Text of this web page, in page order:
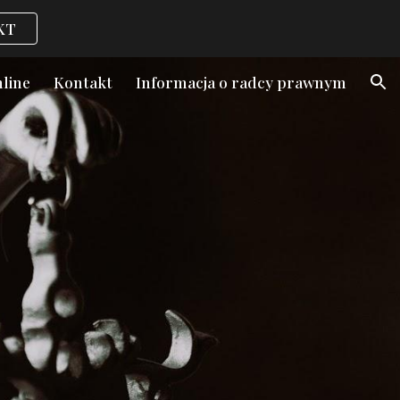
Kontakt Informacja o radcy prawnym